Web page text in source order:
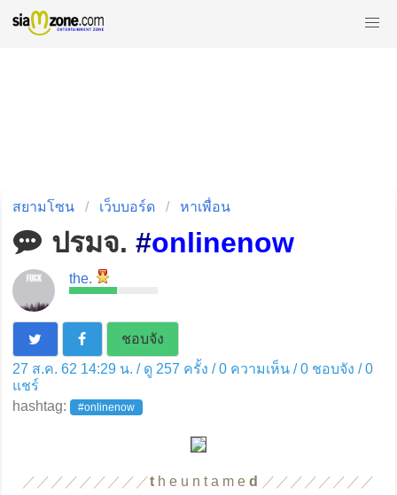
สยามโซน เว็บบอร์ด หาเพื่อน
ปรมจ. #onlinenow
the.
ชอบจัง
27 ส.ค. 62 14:29 น. / ดู 257 ครั้ง / 0 ความเห็น /0ชอบจัง /0
แชร์
hashtag:
#onlinenow
／／／／／／／／／t h e u n t a m e d ／／／／／／／／